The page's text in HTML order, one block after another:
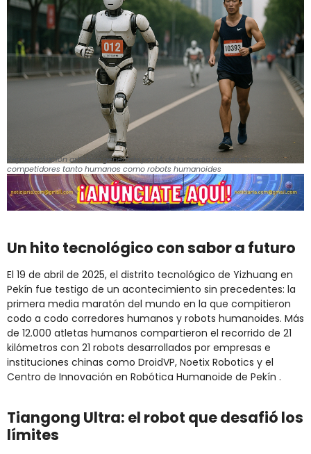
Representación artística generada por IA de la media maratón con
competidores tanto humanos como robots humanoides
Un hito tecnológico con sabor a futuro​
El 19 de abril de 2025, el distrito tecnológico de Yizhuang en
Pekín fue testigo de un acontecimiento sin precedentes: la
primera media maratón del mundo en la que compitieron
codo a codo corredores humanos y robots humanoides. Más
de 12.000 atletas humanos compartieron el recorrido de 21
kilómetros con 21 robots desarrollados por empresas e
instituciones chinas como DroidVP, Noetix Robotics y el
Centro de Innovación en Robótica Humanoide de Pekín .​
Tiangong Ultra: el robot que desafió los
límites